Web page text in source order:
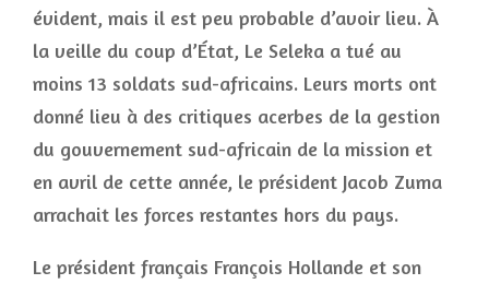
évident, mais il est peu probable d’avoir lieu. À
la veille du coup d’État, Le Seleka a tué au
moins 13 soldats sud-africains. Leurs morts ont
donné lieu à des critiques acerbes de la gestion
du gouvernement sud-africain de la mission et
en avril de cette année, le président Jacob Zuma
arrachait les forces restantes hors du pays.
Le président français François Hollande et son